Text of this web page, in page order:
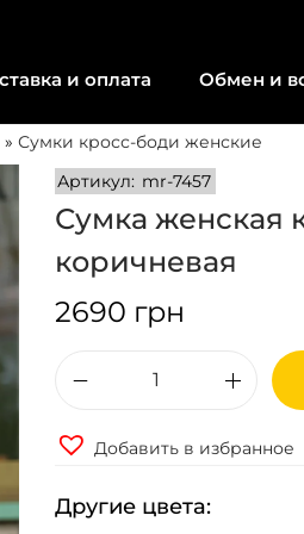
и оплата Обмен и
» Сумки кросс-боди женские
Артикул: mr-7457
Сумка женская
коричневая
2690 грн
Добавить в избранное
Другие цвета: